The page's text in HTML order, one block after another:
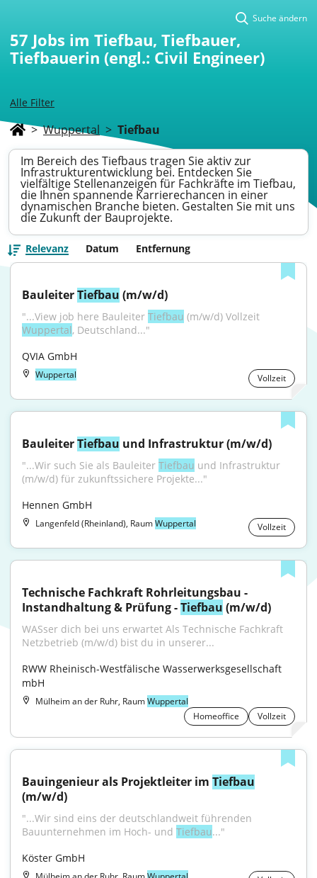
Alle Filter
Suche ändern
57 Jobs im Tiefbau, Tiefbauer,
Tiefbauerin (engl.: Civil Engineer)
> Wuppertal > Tiefbau
Im Bereich des Tiefbaus tragen Sie aktiv zur
Infrastrukturentwicklung bei. Entdecken Sie
vielfältige Stellenanzeigen für Fachkräfte im Tiefbau,
die Ihnen spannende Karrierechancen in einer
dynamischen Branche bieten. Gestalten Sie mit uns
die Zukunft der Bauprojekte.
Relevanz Datum Entfernung
Bauleiter Tiefbau (m/w/d)
"...View job here Bauleiter Tiefbau
Wuppertal, Deutschland..."
QVIA GmbH
Wuppertal Vollzeit
Bauleiter Tiefbau und Infrastruktur (m/w/d)
"...Wir such Sie als Bauleiter Tiefbau und Infrastruktur
(m/w/d) für zukunftssichere Projekte..."
Hennen GmbH
Langenfeld (Rheinland), RaumWuppertal Vollzeit
Technische Fachkraft Rohrleitungsbau -
Instandhaltung & Prüfung - Tiefbau (m/w/d)
WASser dich bei uns erwartet Als Technische Fachkraft
Netzbetrieb (m/w/d) bist du in unserer...
RWW Rheinisch-Westfälische Wasserwerksgesellschaft
mbH
Mülheim an der Ruhr, RaumWuppertal
Homeoffice
Vollzeit
Bauingenieur als Projektleiter im Tiefbau
(m/w/d)
"...Wir sind eins der deutschlandweit führenden
Bauunternehmen im Hoch- und Tiefbau..."
Köster GmbH